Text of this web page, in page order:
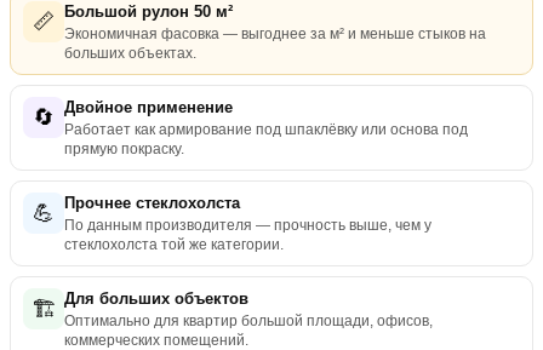
📏 Большой рулон 50 м²
Экономичная фасовка — выгоднее за м² и меньше стыков на
больших объектах.
🔄 Двойное применение
Работает как армирование под шпаклёвку или основа под
прямую покраску.
💪 Прочнее стеклохолста
По данным производителя — прочность выше, чем у
стеклохолста той же категории.
🏗️ Для больших объектов
Оптимально для квартир большой площади, офисов,
коммерческих помещений.